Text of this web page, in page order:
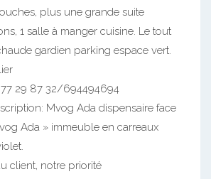
plus une grande suite
1 salle à manger cuisine. Le tout
gardien parking espace vert.
29 87 32/694494694
Mvog Ada dispensaire face
Ada » immeuble en carreaux
client, notre priorité